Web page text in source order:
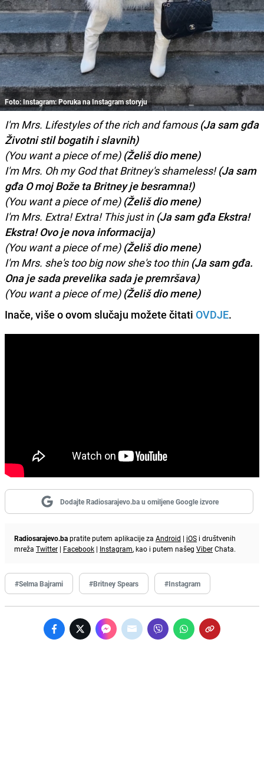
Foto: Instagram: Poruka na Instagram storyju
I'm Mrs. Lifestyles of the rich and famous (Ja sam gđa
Životni stil bogatih i slavnih)
(You want a piece of me) (Želiš dio mene)
I'm Mrs. Oh my God that Britney's shameless!(Ja sam
gđa O moj Bože ta Britney je besramna!)
(You want a piece of me) (Želiš dio mene)
I'm Mrs. Extra! Extra! This just in (Ja sam gđa Ekstra!
Ekstra! Ovo je nova informacija)
(You want a piece of me) (Želiš dio mene)
I'm Mrs. she's too big now she's too thin (Ja sam gđa.
Ona je sada prevelika sada je premršava)
(You want a piece of me) (Želiš dio mene)
Inače, više o ovom slučaju možete čitati OVDJE.
Dodajte Radiosarajevo.ba u omiljene Google izvore
Radiosarajevo.bapratite putem aplikacije za Android | iOS i društvenih
mreža Twitter | Facebook | Instagram, kao i putem našeg ViberChata.
#Selma Bajrami #Britney Spears #Instagram